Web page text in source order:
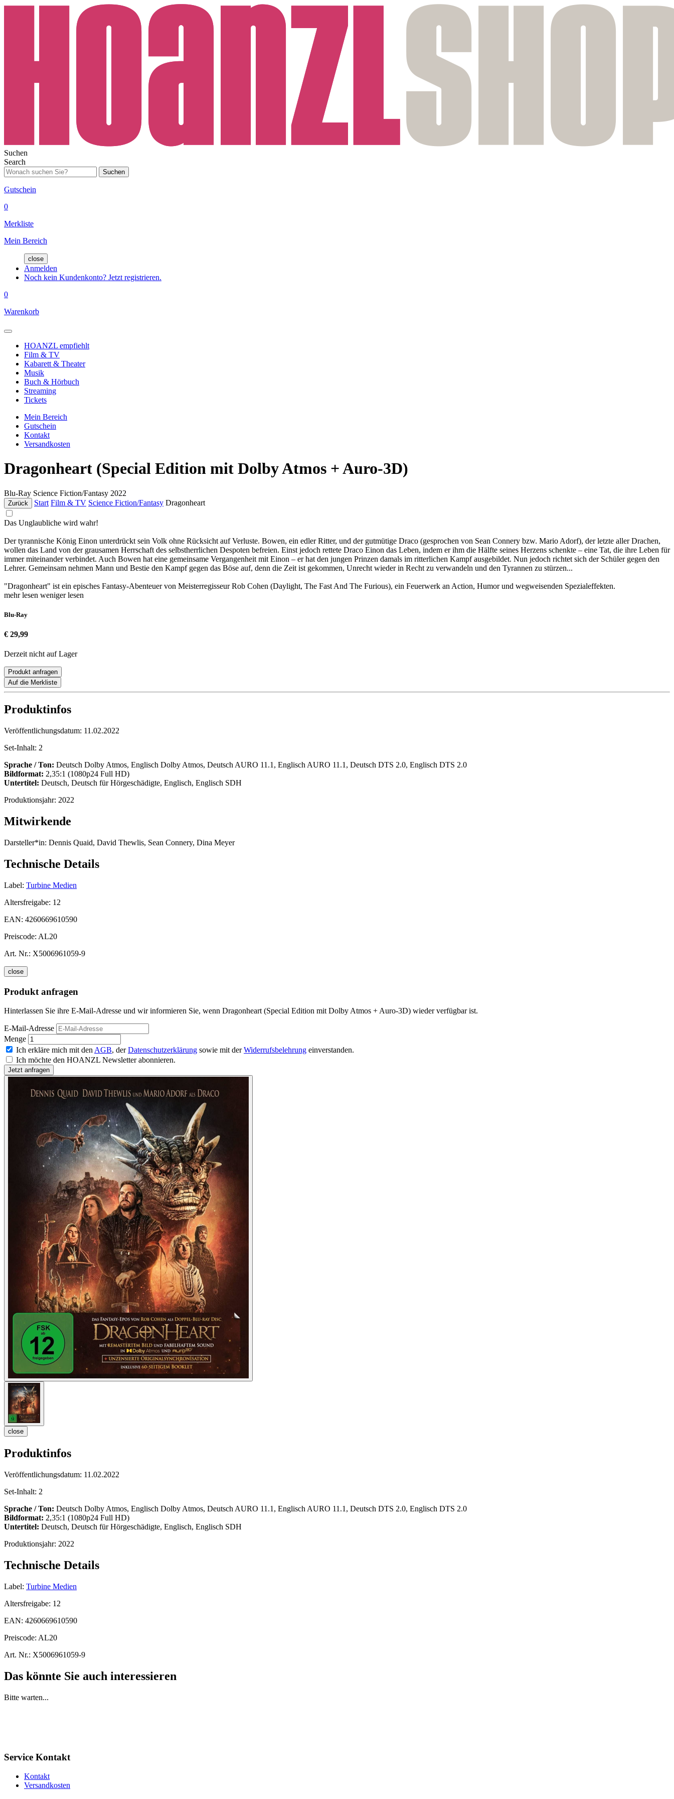
Suchen
Search
Suchen
Gutschein
0
Merkliste
Mein Bereich
close
Anmelden
Noch kein Kundenkonto? Jetzt registrieren.
0
Warenkorb
HOANZL empfiehlt
Film & TV
Kabarett & Theater
Musik
Buch & Hörbuch
Streaming
Tickets
Mein Bereich
Gutschein
Kontakt
Versandkosten
Dragonheart (Special Edition mit Dolby Atmos + Auro-3D)
Blu-Ray Science Fiction/Fantasy 2022
Zurück Start Film & TV Science Fiction/Fantasy Dragonheart
Das Unglaubliche wird wahr!
Der tyrannische König Einon unterdrückt sein Volk ohne Rücksicht auf Verluste. Bowen, ein edler Ritter, und der gutmütige Draco (gesprochen von Sean Connery bzw. Mario Adorf), der letzte aller Drachen,
wollen das Land von der grausamen Herrschaft des selbstherrlichen Despoten befreien. Einst jedoch rettete Draco Einon das Leben, indem er ihm die Hälfte seines Herzens schenkte – eine Tat, die ihre Leben für
immer miteinander verbindet. Auch Bowen hat eine gemeinsame Vergangenheit mit Einon – er hat den jungen Prinzen damals im ritterlichen Kampf ausgebildet. Nun jedoch richtet sich der Schüler gegen den
Lehrer. Gemeinsam nehmen Mann und Bestie den Kampf gegen das Böse auf, denn die Zeit ist gekommen, Unrecht wieder in Recht zu verwandeln und den Tyrannen zu stürzen...
"Dragonheart" ist ein episches Fantasy-Abenteuer von Meisterregisseur Rob Cohen (Daylight, The Fast And The Furious), ein Feuerwerk an Action, Humor und wegweisenden Spezialeffekten.
mehr lesen weniger lesen
Blu-Ray
€ 29,99
Derzeit nicht auf Lager
Produkt anfragen
Auf die Merkliste
Produktinfos
Veröffentlichungsdatum: 11.02.2022
Set-Inhalt: 2
Sprache / Ton: Deutsch Dolby Atmos, Englisch Dolby Atmos, Deutsch AURO 11.1, Englisch AURO 11.1, Deutsch DTS 2.0, Englisch DTS 2.0
Bildformat: 2,35:1 (1080p24 Full HD)
Untertitel: Deutsch, Deutsch für Hörgeschädigte, Englisch, Englisch SDH
Produktionsjahr: 2022
Mitwirkende
Darsteller*in: Dennis Quaid, David Thewlis, Sean Connery, Dina Meyer
Technische Details
Label: Turbine Medien
Altersfreigabe: 12
EAN: 4260669610590
Preiscode: AL20
Art. Nr.: X5006961059-9
close
Produkt anfragen
Hinterlassen Sie ihre E-Mail-Adresse und wir informieren Sie, wenn Dragonheart (Special Edition mit Dolby Atmos + Auro-3D) wieder verfügbar ist.
E-Mail-Adresse
Menge
Ich erkläre mich mit den AGB, derDatenschutzerklärung sowie mit derWiderrufsbelehrung einverstanden.
Ich möchte den HOANZL Newsletter abonnieren.
close
Produktinfos
Veröffentlichungsdatum: 11.02.2022
Set-Inhalt: 2
Sprache / Ton: Deutsch Dolby Atmos, Englisch Dolby Atmos, Deutsch AURO 11.1, Englisch AURO 11.1, Deutsch DTS 2.0, Englisch DTS 2.0
Bildformat: 2,35:1 (1080p24 Full HD)
Untertitel: Deutsch, Deutsch für Hörgeschädigte, Englisch, Englisch SDH
Produktionsjahr: 2022
Technische Details
Label: Turbine Medien
Altersfreigabe: 12
EAN: 4260669610590
Preiscode: AL20
Art. Nr.: X5006961059-9
Das könnte Sie auch interessieren
Bitte warten...
Service Kontakt
Kontakt
Versandkosten